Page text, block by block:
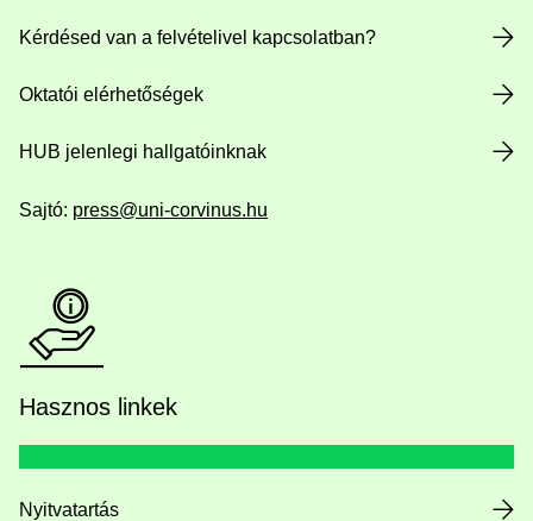
Kérdésed van a felvételivel kapcsolatban?
Oktatói elérhetőségek
HUB jelenlegi hallgatóinknak
Sajtó: press@uni-corvinus.hu
Hasznos linkek
Nyitvatartás